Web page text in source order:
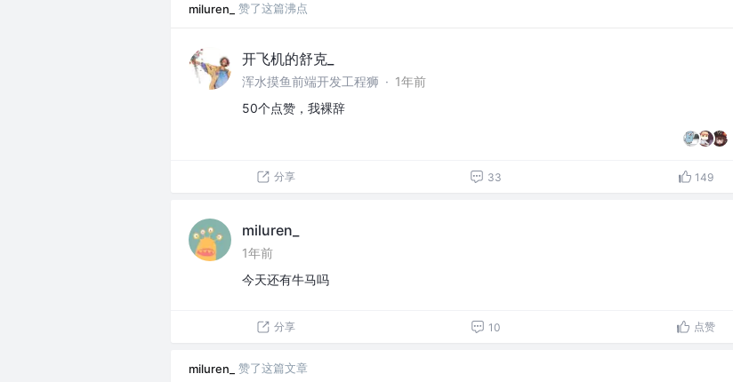
miluren_ 赞了这篇沸点
开飞机的舒克_
浑水摸鱼前端开发工程狮 · 1年前
50个点赞，我裸辞
分享 33 149
miluren_
1年前
今天还有牛马吗
分享 10 点赞
miluren_ 赞了这篇文章